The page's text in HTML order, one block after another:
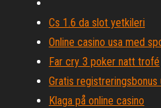
Cs 1.6 da slot yetkileri
Online casino usa med
Far cry 3 poker natt trofé
Gratis registreringsbonus
Klaga på online casino